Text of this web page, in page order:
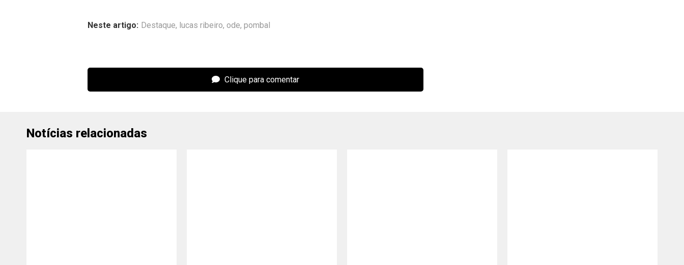
Neste artigo: Destaque, lucas ribeiro, ode, pombal
Clique para comentar
Notícias relacionadas